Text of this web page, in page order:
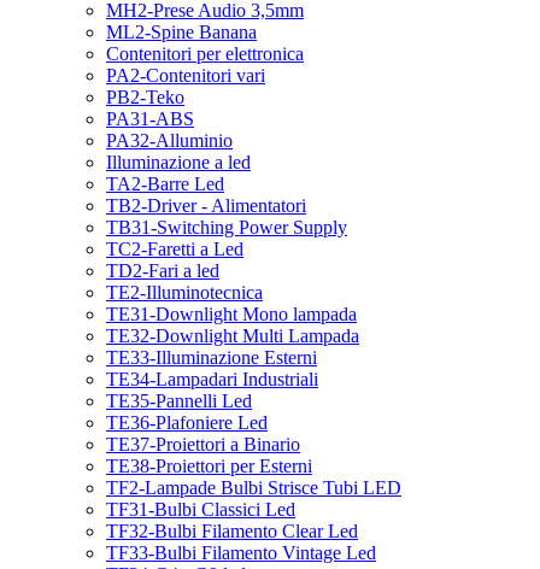
MH2-Prese Audio 3,5mm
ML2-Spine Banana
Contenitori per elettronica
PA2-Contenitori vari
PB2-Teko
PA31-ABS
PA32-Alluminio
Illuminazione a led
TA2-Barre Led
TB2-Driver - Alimentatori
TB31-Switching Power Supply
TC2-Faretti a Led
TD2-Fari a led
TE2-Illuminotecnica
TE31-Downlight Mono lampada
TE32-Downlight Multi Lampada
TE33-Illuminazione Esterni
TE34-Lampadari Industriali
TE35-Pannelli Led
TE36-Plafoniere Led
TE37-Proiettori a Binario
TE38-Proiettori per Esterni
TF2-Lampade Bulbi Strisce Tubi LED
TF31-Bulbi Classici Led
TF32-Bulbi Filamento Clear Led
TF33-Bulbi Filamento Vintage Led